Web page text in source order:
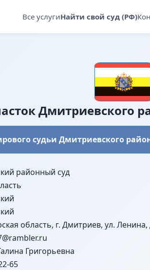
Все услугиНайти свой суд (РФ)
Дмитриевского
судьи Дмитриевского
районный суд
область, г. Дмитриев, ул. Ленина,
Григорьевна
65